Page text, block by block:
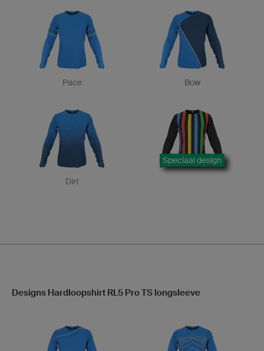
Pace Bow
Dirt
Speciaal design
Designs Hardloopshirt RL5 Pro TS longsleeve